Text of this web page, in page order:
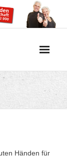
Händen für